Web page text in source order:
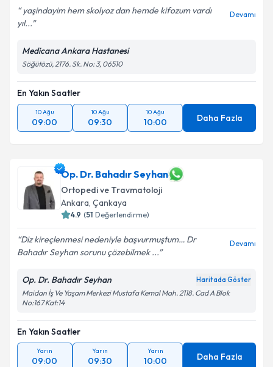
yaşindayim hem skolyoz dan hemde kifozum vardı
yıl...
Devamı
Medicana Ankara Hastanesi
Söğütözü, 2176. Sk. No: 3, 06510
En Yakın Saatler
10 Ağu
09:00
10 Ağu
09:30
10 Ağu
10:00 Daha Fazla
Op. Dr. Bahadır Seyhan
Ortopedi ve Travmatoloji
Ankara, Çankaya
4.9 (51 Değerlendirme)
Diz kireçlenmesi nedeniyle başvurmuştum… Dr
Bahadır Seyhan sorunu çözebilmek ...
Devamı
Op. Dr. Bahadır Seyhan Haritada Göster
Maidan İş Ve Yaşam Merkezi Mustafa Kemal Mah. 2118. Cad A Blok
No:167 Kat:14
En Yakın Saatler
Yarın
09:00
Yarın
09:30
Yarın
10:00 Daha Fazla